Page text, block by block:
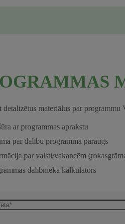
detalizētus materiālus par programmu
ar programmas aprakstu
par dalību programmā paraugs
par valsti/vakancēm
dalībnieka kalkulators